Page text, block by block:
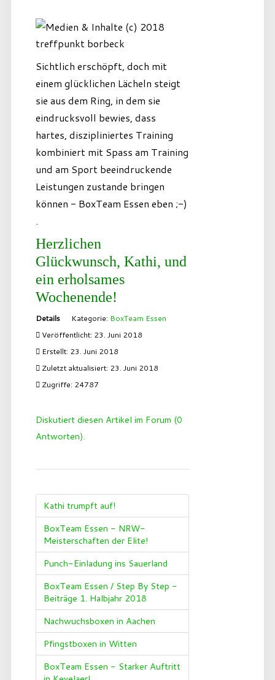
Sichtlich erschöpft, doch mit
einem glücklichen Lächeln steigt
sie aus dem Ring, in dem sie
eindrucksvoll bewies, dass
hartes, diszipliniertes Training
kombiniert mit Spass am Training
und am Sport beeindruckende
Leistungen zustande bringen
können - BoxTeam Essen eben ;-)
.
Herzlichen
Glückwunsch, Kathi, und
ein erholsames
Wochenende!
Details Kategorie: BoxTeam Essen
Veröffentlicht: 23. Juni 2018
Erstellt: 23. Juni 2018
Zuletzt aktualisiert: 23. Juni 2018
Zugriffe: 24787
Diskutiert diesen Artikel im Forum (0
Antworten).
Kathi trumpft auf!
BoxTeam Essen - NRW-
Meisterschaften der Elite!
Punch-Einladung ins Sauerland
BoxTeam Essen / Step By Step -
Beiträge 1. Halbjahr 2018
Nachwuchsboxen in Aachen
Pfingstboxen in Witten
BoxTeam Essen - Starker Auftritt